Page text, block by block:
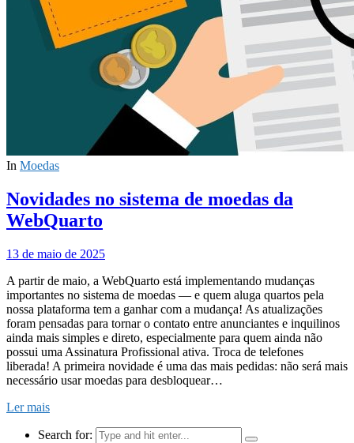
In Moedas
Novidades no sistema de moedas da
WebQuarto
13 de maio de 2025
A partir de maio, a WebQuarto está implementando mudanças
importantes no sistema de moedas — e quem aluga quartos pela
nossa plataforma tem a ganhar com a mudança! As atualizações
foram pensadas para tornar o contato entre anunciantes e inquilinos
ainda mais simples e direto, especialmente para quem ainda não
possui uma Assinatura Profissional ativa. Troca de telefones
liberada! A primeira novidade é uma das mais pedidas: não será mais
necessário usar moedas para desbloquear…
Ler mais
Search for: